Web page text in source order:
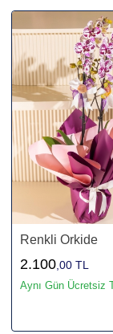
Renkli Orkide
2.100 ,00 TL
Aynı Gün Ücretsiz